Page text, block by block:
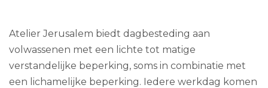
Atelier Jerusalem biedt dagbesteding aan
volwassenen met een lichte tot matige
verstandelijke beperking, soms in combinatie met
een lichamelijke beperking. Iedere werkdag komen